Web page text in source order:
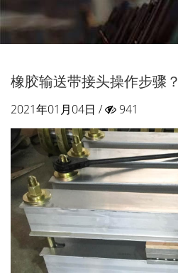
橡胶输送带接头操作步骤？
2021年01月04日 / 941